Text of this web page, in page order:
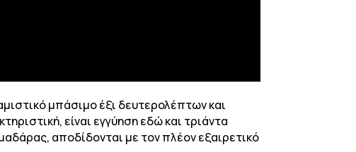
μπάσιμο έξι δευτερολέπτων και
είναι εγγύηση εδώ και τριάντα
αποδίδονται με τον πλέον εξαιρετικό